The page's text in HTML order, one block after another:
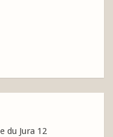
du Jura 12